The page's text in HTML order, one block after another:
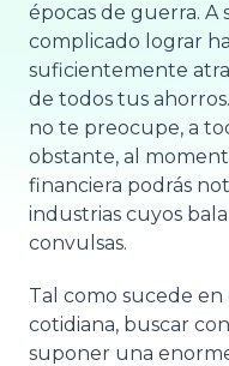
épocas de guerra. A
complicado lograr
suficientemente
de todos tus
no te preocupe, a
obstante, al
financiera podrás
industrias cuyos
convulsas.
Tal como sucede en
cotidiana, buscar
suponer una